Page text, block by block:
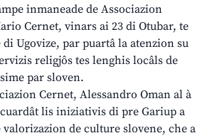
inmaneade de Associazion
Cernet, vinars ai 23 di Otubar, te
Ugovize, par puartâ la atenzion su
religjôs tes lenghis locâls de
par sloven.
Cernet, Alessandro Oman al à
lis iniziativis di pre Gariup a
valorizazion de culture slovene, che a